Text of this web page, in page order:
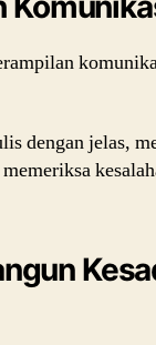
dengan jelas,